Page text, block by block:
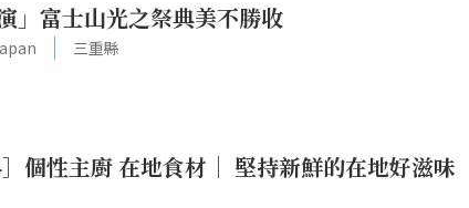
」富士山光之祭典美不勝收
三重縣
個性主廚 在地食材│ 堅持新鮮的在地好滋味